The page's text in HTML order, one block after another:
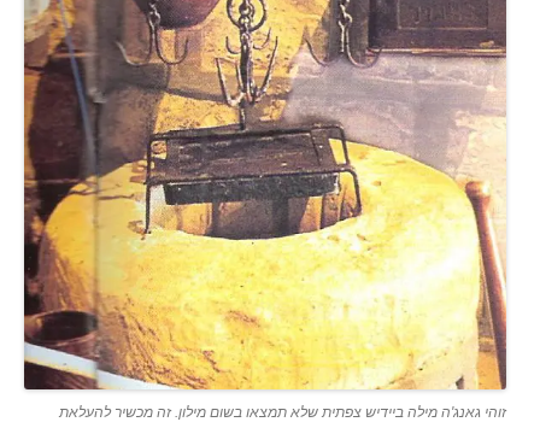
זוהי גאנג'ה מילה ביידיש צפתית שלא תמצאו בשום מילון. זה מכשיר להעלאת